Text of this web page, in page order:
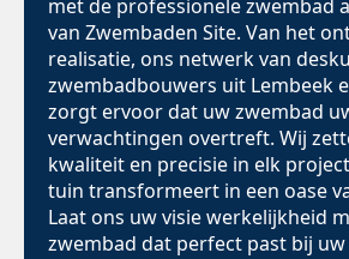
met de professionele zwembad
van Zwembaden Site. Van het
realisatie, ons netwerk van
zwembadbouwers uit Lembeek
zorgt ervoor dat uw zwembad
verwachtingen overtreft. Wij
kwaliteit en precisie in elk
tuin transformeert in een oase
Laat ons uw visie werkelijkheid
zwembad dat perfect past bij uw